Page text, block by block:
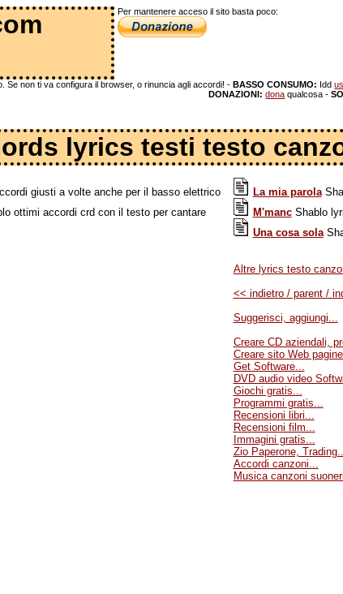
Per mantenere acceso il sito basta poco:
Se non ti va configura il browser, o rinuncia agli accordi! -BASSO CONSUMO: Idd
DONAZIONI: dona qualcosa -
lyrics testi testo
giusti a volte anche per il basso elettrico
ottimi accordi crd con il testo per cantare
La mia parola
M'mancShablo
Una cosa sola
Altre lyrics testo
<< indietro / parent /
Suggerisci, aggiungi...
Creare CD aziendali,
Creare sito Web
Get Software...
DVD audio video
Giochi gratis...
Programmi gratis...
Recensioni libri...
Recensioni film...
Immagini gratis...
Zio Paperone,
Accordi canzoni...
Musica canzoni